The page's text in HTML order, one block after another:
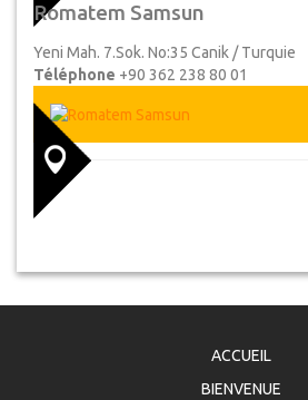
Romatem Samsun
Yeni Mah. 7.Sok. No:35 Canik / Turquie
Téléphone +90 362 238 80 01
ACCUEIL
BIENVENUE